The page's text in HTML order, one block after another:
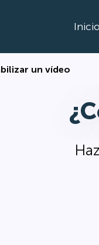
Inicio
un vídeo